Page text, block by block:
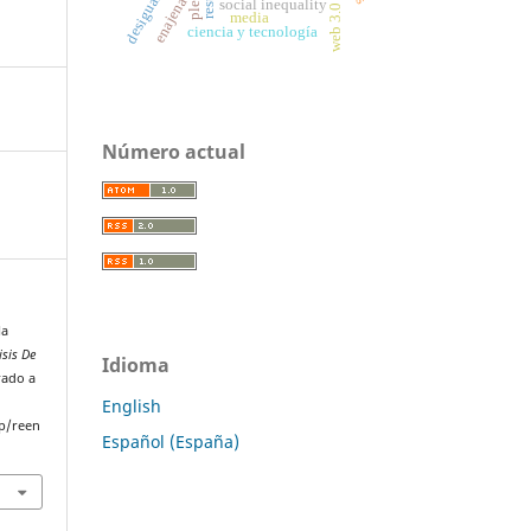
De
a
reen
social inequality
media
ciencia y tecnología
ple web 3.0
Número actual
Idioma
English
Español (España)